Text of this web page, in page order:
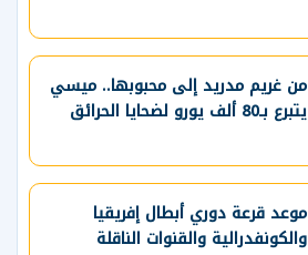
من غريم مدريد إلى محبوبها.. ميسي
يتبرع بـ80 ألف يورو لضحايا الحرائق
موعد قرعة دوري أبطال إفريقيا
والكونفدرالية والقنوات الناقلة